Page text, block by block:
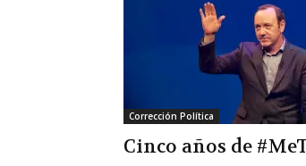
Corrección Política
Cinco años de